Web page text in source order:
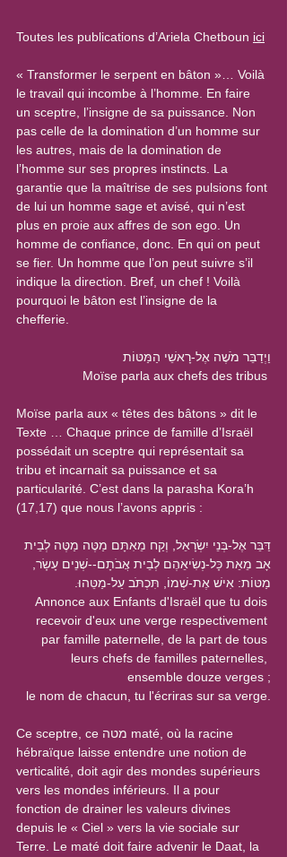
Toutes les publications d’Ariela Chetboun ici
« Transformer le serpent en bâton »… Voilà
le travail qui incombe à l’homme. En faire
un sceptre, l’insigne de sa puissance. Non
pas celle de la domination d’un homme sur
les autres, mais de la domination de
l’homme sur ses propres instincts. La
garantie que la maîtrise de ses pulsions font
de lui un homme sage et avisé, qui n’est
plus en proie aux affres de son ego. Un
homme de confiance, donc. En qui on peut
se fier. Un homme que l’on peut suivre s’il
indique la direction. Bref, un chef ! Voilà
pourquoi le bâton est l’insigne de la
chefferie.
וַיְדַבֵּר מֹשֶׁה אֶל-רָאשֵׁי הַמַּטּוֹת
Moïse parla aux chefs des tribus
Moïse parla aux « têtes des bâtons » dit le
Texte … Chaque prince de famille d’Israël
possédait un sceptre qui représentait sa
tribu et incarnait sa puissance et sa
particularité. C’est dans la parasha Kora’h
(17,17) que nous l’avons appris :
דַּבֵּר אֶל-בְּנֵי יִשְׂרָאֵל, וְקַח מֵאִתָּם מַטֶּה מַטֶּה לְבֵית
אָב מֵאֵת כָּל-נְשִׂיאֵהֶם לְבֵית אֲבֹתָם--שְׁנֵים עָשָׂר,
מַטּוֹת: אִישׁ אֶת-שְׁמוֹ, תִּכְתֹּב עַל-מַטֵּהוּ.
Annonce aux Enfants d'Israël que tu dois
recevoir d'eux une verge respectivement
par famille paternelle, de la part de tous
leurs chefs de familles paternelles,
ensemble douze verges ;
le nom de chacun, tu l'écriras sur sa verge.
Ce sceptre, ce מטה maté, où la racine
hébraïque laisse entendre une notion de
verticalité, doit agir des mondes supérieurs
vers les mondes inférieurs. Il a pour
fonction de drainer les valeurs divines
depuis le « Ciel » vers la vie sociale sur
Terre. Le maté doit faire advenir le Daat, la